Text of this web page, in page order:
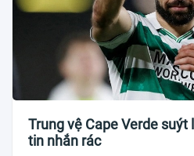
Trung vệ Cape Verde suýt
tin nhắn rác